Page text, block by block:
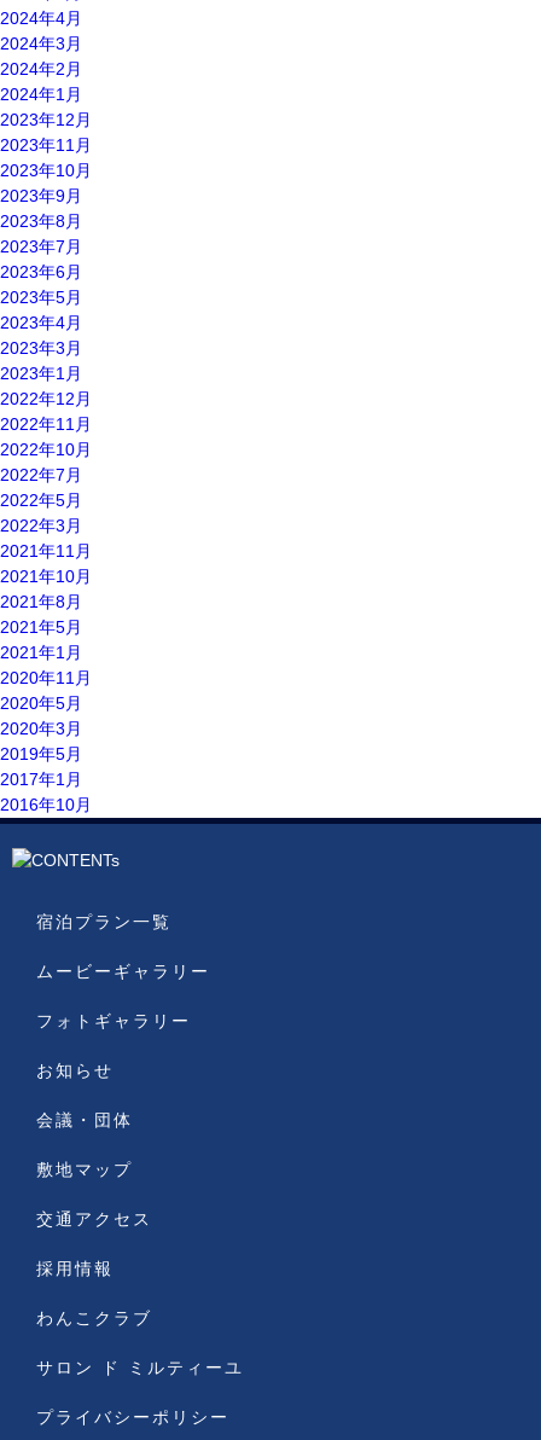
2024年4月
2024年3月
2024年2月
2024年1月
2023年12月
2023年11月
2023年10月
2023年9月
2023年8月
2023年7月
2023年6月
2023年5月
2023年4月
2023年3月
2023年1月
2022年12月
2022年11月
2022年10月
2022年7月
2022年5月
2022年3月
2021年11月
2021年10月
2021年8月
2021年5月
2021年1月
2020年11月
2020年5月
2020年3月
2019年5月
2017年1月
2016年10月
宿泊プラン一覧
ムービーギャラリー
フォトギャラリー
お知らせ
会議・団体
敷地マップ
交通アクセス
採用情報
わんこクラブ
サロン ド ミルティーユ
プライバシーポリシー